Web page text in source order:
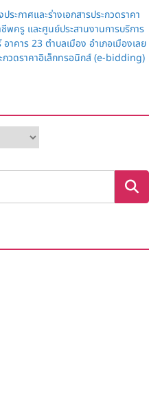
ะกาศและร่างเอกสารประกวดราคา
ครู และศูนย์ประสานงานการบริการ
คาร 23 ตำบลเมือง อำเภอเมืองเลย
กวดราคาอิเล็กทรอนิกส์ (e-bidding)